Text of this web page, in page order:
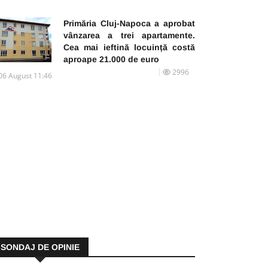
Primăria Cluj-Napoca a aprobat
vânzarea a trei apartamente.
Cea mai ieftină locuință costă
aproape 21.000 de euro
August 11:46 2996
SONDAJ DE OPINIE